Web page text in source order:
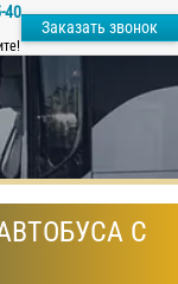
40
Заказать звонок
С